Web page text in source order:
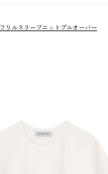
フリルスリーブニットプルオーバー